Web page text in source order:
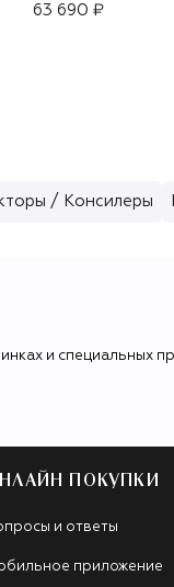
63 690 ₽
/ Консилеры
и специальных
ПОКУПКИ
и ответы
приложение